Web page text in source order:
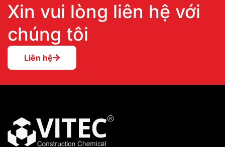
Xin vui lòng liên hệ với
chúng tôi
Liên hệ